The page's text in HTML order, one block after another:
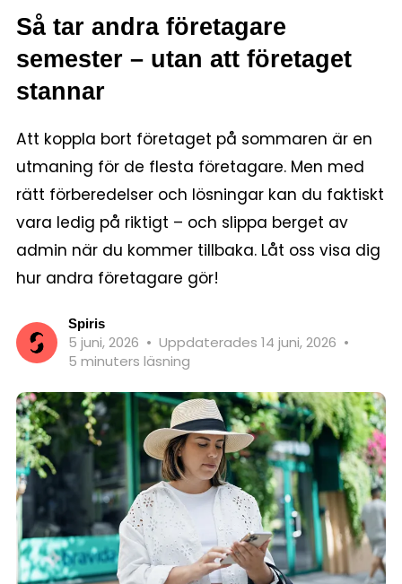
Så tar andra företagare
semester – utan att företaget
stannar
Att koppla bort företaget på sommaren är en
utmaning för de flesta företagare. Men med
rätt förberedelser och lösningar kan du faktiskt
vara ledig på riktigt – och slippa berget av
admin när du kommer tillbaka. Låt oss visa dig
hur andra företagare gör!
Spiris
5 juni, 2026 • Uppdaterades 14 juni, 2026 •
5 minuters läsning